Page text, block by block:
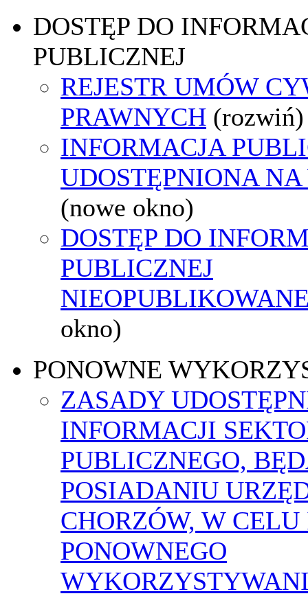
DOSTĘP DO
PUBLICZNEJ
REJESTR UMÓW
PRAWNYCH (rozwiń)
INFORMACJA
UDOSTĘPNIONA
(nowe okno)
DOSTĘP DO
PUBLICZNEJ
okno)
PONOWNE
ZASADY
INFORMACJI
PUBLICZNEGO,
POSIADANIU
CHORZÓW, W
PONOWNEGO